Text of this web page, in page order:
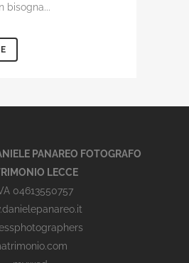
bisogna...
PANAREO FOTOGRAFO
LECCE
04613550757